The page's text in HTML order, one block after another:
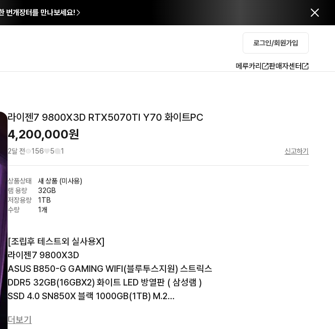
번개장터를 만나보세요!
로그인/회원가입
메루카리 판매자센터
라이젠7 9800X3D RTX5070TI Y70 화이트PC
4,200,000원
2달 전 156 5 1 신고하기
상품상태
새 상품 (미사용)
램 용량
32GB
저장용량
1TB
수량
1개
[조립후 테스트외 실사용X]
라이젠7 9800X3D
ASUS B850-G GAMING WIFI(블루투스지원) 스트릭스
DDR5 32GB(16GBX2) 화이트 LED 방열판 ( 삼성램 )
SSD 4.0 SN850X 블랙 1000GB(1TB) M.2
HYTE Y70 스노우 화이트
더보기